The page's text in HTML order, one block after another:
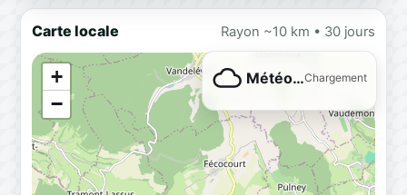
Carte locale Rayon ~10 km • 30 jours
+
−
Météo…Chargement